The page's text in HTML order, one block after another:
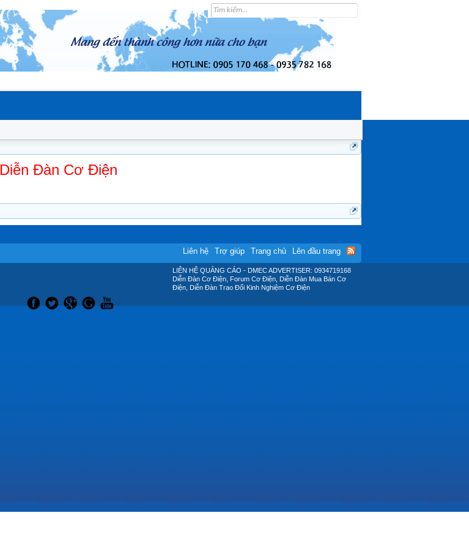
Diễn Đàn Cơ Điện
Liên hệ Trợ giúp Trang chủ Lên đầu trang
LIÊN HỆ QUẢNG CÁO - DMEC ADVERTISER: 0934719168
Diễn Đàn Cơ Điện, Forum Cơ Điện, Diễn Đàn Mua Bán Cơ
Điện, Diễn Đàn Trao Đổi Kinh Nghiệm Cơ Điện